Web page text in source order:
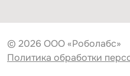
© 2026 ООО «Роболабс»
Политика обработки